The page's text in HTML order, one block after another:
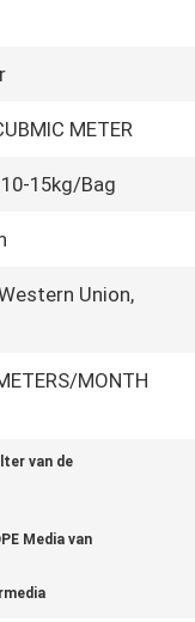
METER
15kg/Bag
Union,
MONTH
van de
Media van